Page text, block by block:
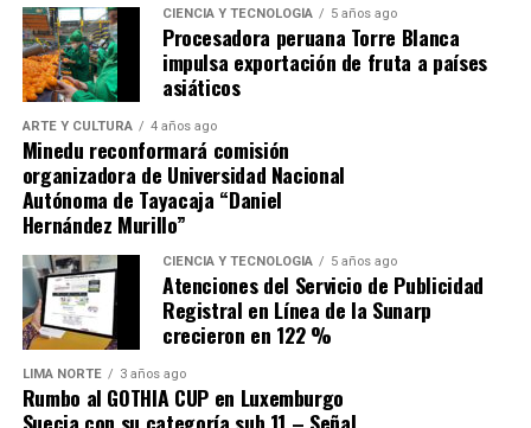
para recuperarse de la derrota sufrida en Andahuaylas
ante Los Chankas, sino buscar que Alianza Lima no se les
escape.
Source link
Comparte esto:
CIENCIA Y TECNOLOGÍA 5 años ago
Procesadora peruana Torre Blanca
impulsa exportación de fruta a países
asiáticos
ARTE Y CULTURA 4 años ago
Minedu reconformará comisión
organizadora de Universidad Nacional
Autónoma de Tayacaja “Daniel
Hernández Murillo”
CIENCIA Y TECNOLOGÍA 5 años ago
Atenciones del Servicio de Publicidad
Registral en Línea de la Sunarp
crecieron en 122 %
LIMA NORTE 3 años ago
Rumbo al GOTHIA CUP en Luxemburgo